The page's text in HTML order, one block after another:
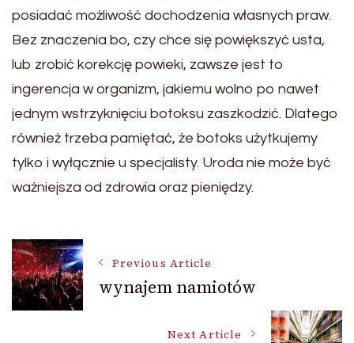
posiadać możliwość dochodzenia własnych praw.
Bez znaczenia bo, czy chce się powiększyć usta,
lub zrobić korekcję powieki, zawsze jest to
ingerencja w organizm, jakiemu wolno po nawet
jednym wstrzyknięciu botoksu zaszkodzić. Dlatego
również trzeba pamiętać, że botoks użytkujemy
tylko i wyłącznie u specjalisty. Uroda nie może być
ważniejsza od zdrowia oraz pieniędzy.
Post
Navigation
Previous Article
wynajem namiotów
Next Article